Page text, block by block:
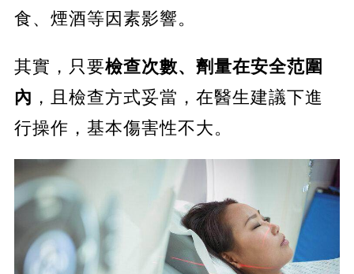
食、煙酒等因素影響。
其實，只要檢查次數、劑量在安全范圍
內 ，且檢查方式妥當，在醫生建議下進
行操作，基本傷害性不大。